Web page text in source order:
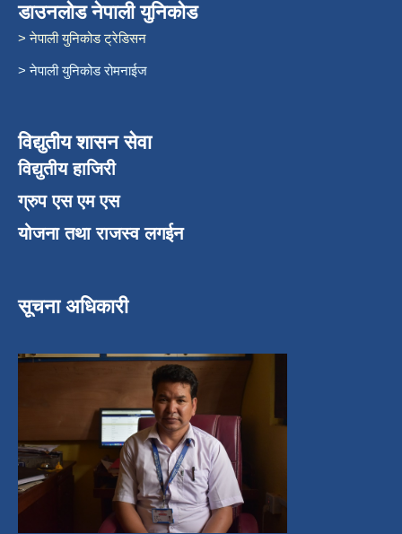
डाउनलोड नेपाली युनिकोड
> नेपाली युनिकोड ट्रेडिसन
> नेपाली युनिकोड रोमनाईज
विद्युतीय शासन सेवा
विद्युतीय हाजिरी
ग्रुप एस एम एस
योजना तथा राजस्व लगईन
सूचना अधिकारी